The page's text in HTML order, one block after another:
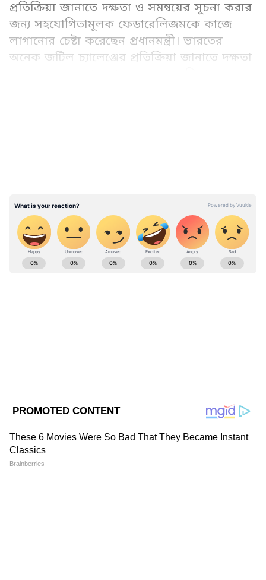
প্রতিক্রিয়া জানাতে দক্ষতা ও সমন্বয়ের সূচনা করার
জন্য সহযোগিতামূলক ফেডারেলিজমকে কাজে
লাগানোর চেষ্টা করেছেন প্রধানমন্ত্রী। ভারতের
অনেক জটিল চ্যালেঞ্জের প্রতিক্রিয়া জানাতে দক্ষতা
ABOUT THE AUTHOR